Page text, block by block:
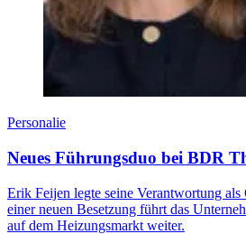
Personalie
Neues Führungsduo bei BDR
Erik Feijen legte seine Verantwortung
einer neuen Besetzung führt das
auf dem Heizungsmarkt weiter.